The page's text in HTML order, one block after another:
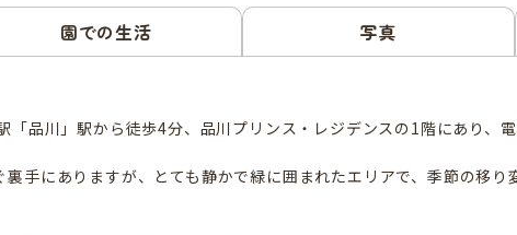
園での生活 写真
「品川」駅から徒歩4分、品川プリンス・レジデンスの1階にあり、
手にありますが、とても静かで緑に囲まれたエリアで、季節の移